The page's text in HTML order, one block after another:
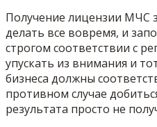
Получение лицензии МЧС
делать все вовремя, и
строгом соответствии с
упускать из внимания и
бизнеса должны
противном случае
результата просто не